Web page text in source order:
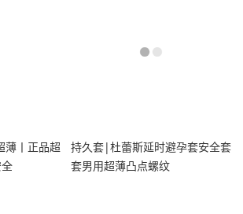
薄丨正品超
持久套|杜蕾斯延时避孕套安全套
套男用超薄凸点螺纹